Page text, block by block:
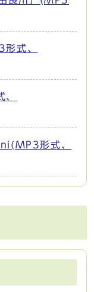
式、
形式、